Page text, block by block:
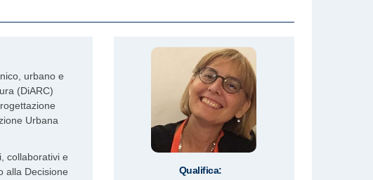
urbano e
(DiARC)
Urbana
collaborativi e
alla Decisione
Qualifica: